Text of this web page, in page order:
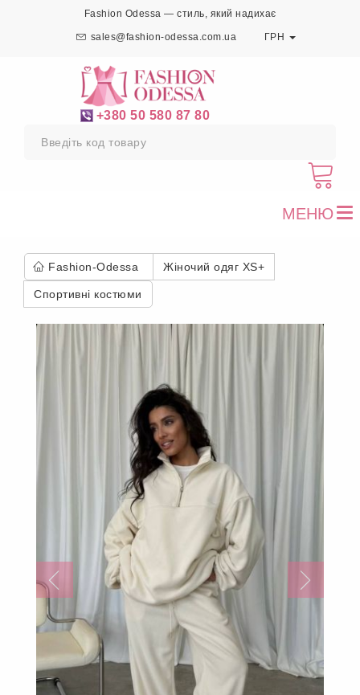
Fashion Odessa — стиль, який надихає
sales@fashion-odessa.com.ua ГРН
+380 50 580 87 80
МЕНЮ
Fashion-Odessa Жіночий одяг XS+
Спортивні костюми